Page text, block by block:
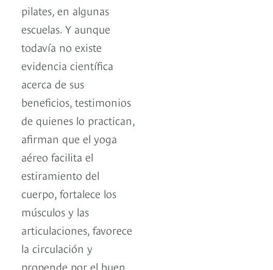
pilates, en algunas
escuelas. Y aunque
todavía no existe
evidencia científica
acerca de sus
beneficios, testimonios
de quienes lo practican,
afirman que el yoga
aéreo facilita el
estiramiento del
cuerpo, fortalece los
músculos y las
articulaciones, favorece
la circulación y
propende por el buen